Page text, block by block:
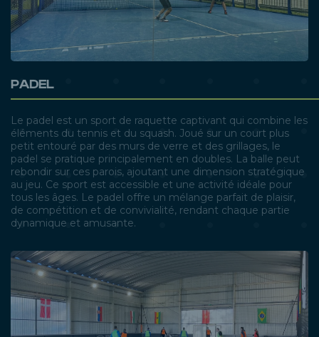
PADEL
Le padel est un sport de raquette captivant qui combine les
éléments du tennis et du squash. Joué sur un court plus
petit entouré par des murs de verre et des grillages, le
padel se pratique principalement en doubles. La balle peut
rebondir sur ces parois, ajoutant une dimension stratégique
au jeu. Ce sport est accessible et une activité idéale pour
tous les âges. Le padel offre un mélange parfait de plaisir,
de compétition et de convivialité, rendant chaque partie
dynamique et amusante.